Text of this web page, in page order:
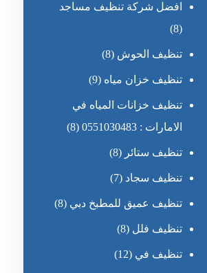
افضل شركة تنظيف مساجد
(8)
تنظيف الحوش (8)
تنظيف خزان مياه (9)
تنظيف خزانات المياه في
الامارات : 0551030483
(8)
تنظيف ستائر (8)
تنظيف سجاد (7)
تنظيف عميق للمطبخ دبي (8)
تنظيف فلل (8)
تنظيف في (12)